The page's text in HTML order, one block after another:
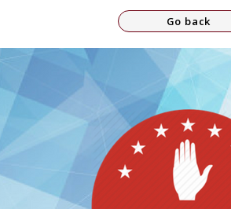
Go back